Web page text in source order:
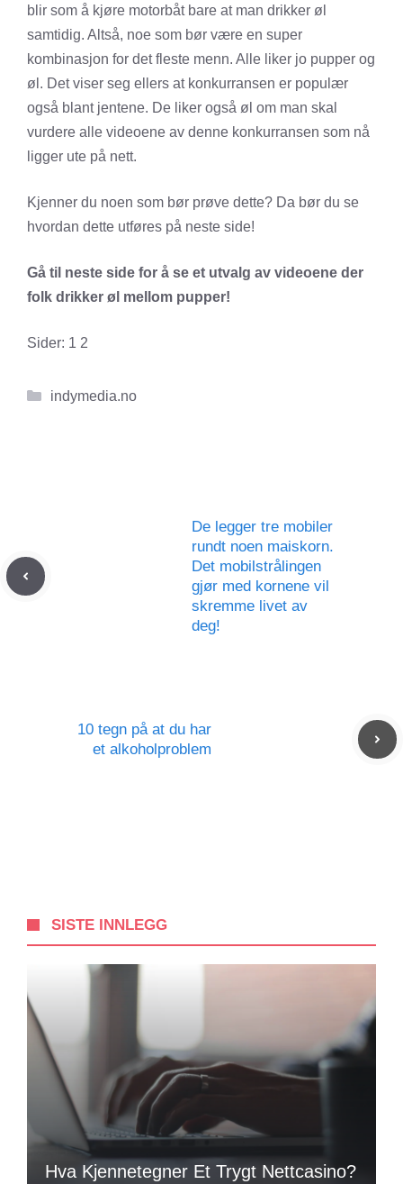
blir som å kjøre motorbåt bare at man drikker øl
samtidig. Altså, noe som bør være en super
kombinasjon for det fleste menn. Alle liker jo pupper og
øl. Det viser seg ellers at konkurransen er populær
også blant jentene. De liker også øl om man skal
vurdere alle videoene av denne konkurransen som nå
ligger ute på nett.
Kjenner du noen som bør prøve dette? Da bør du se
hvordan dette utføres på neste side!
Gå til neste side for å se et utvalg av videoene der
folk drikker øl mellom pupper!
Sider: 1 2
Kategorier
indymedia.no
De legger tre mobiler
rundt noen maiskorn.
Det mobilstrålingen
gjør med kornene vil
skremme livet av
deg!
10 tegn på at du har
et alkoholproblem
SISTE INNLEGG
Hva Kjennetegner Et Trygt Nettcasino?